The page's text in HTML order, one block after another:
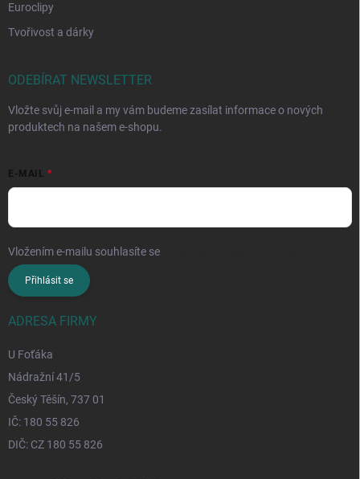
Euroclipy
Tvořivost a dárky
ODEBÍRAT NEWSLETTER
Vložte svůj e-mail a my vám budeme zasílat informace o nových
produktech na našem e-shopu.
E-MAIL
Vložením e-mailu souhlasíte se
Přihlásit se
ADRESA FIRMY
U Foťáka
Nádražní 41/5
Český Těšín, 737 01
IČ: 180 55 826
DIČ: CZ 180 55 826